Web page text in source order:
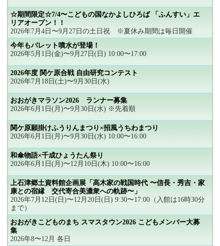
☆期間限定☆7/4〜こどもの国なかよしひろば 「ふんすい」エ
リアオープン！！
2026年7月4日〜9月27日の土日祝 ※夏休み期間は毎日開催
今年もパレット噴水が登場！
2026年5月1日(金)〜9月27日(日) 10:00〜17:00
2026年度 関ケ原合戦 自由研究コンテスト
2026年7月18日(土)〜9月30日(水)
おおがきマラソン2026 ランナー募集
2026年6月1日(月)〜9月30日(水) ※先着順
関ケ原願掛けふうりんまつり×招風うちわまつり
2026年6月1日(月)〜9月30日(水) 10:00〜16:00
和傘物語×千成ひょうたん祭り
2026年6月1日(月)〜12月10日(木) 10:00〜16:00
上石津郷土資料館企画展「高木家の戦国時代 〜信長・秀吉・家
康との宿縁 交代寄合美濃衆への軌跡〜」
2026年7月12日(日)〜12月20日(日) 9:30〜17:00（入館は16時30分
まで）
おおがきこどものまち スマスタウン2026 こどもメンバー大募
集
2026年8〜12月 各日